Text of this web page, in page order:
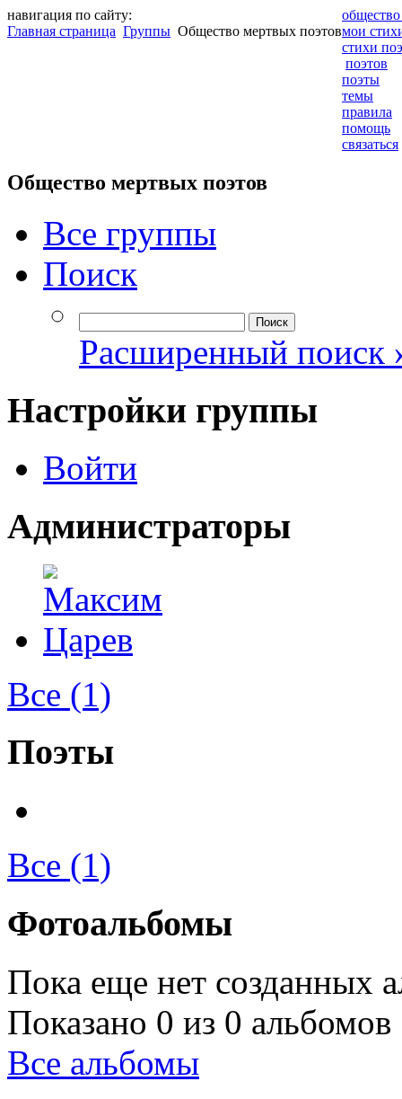
навигация по сайту:
Главная страница Группы Общество мертвых поэтовмои
стихи
поэтов
поэты
темы
правила
помощь
связаться
Общество мертвых поэтов
Все группы
Поиск
Расширенный поиск
Настройки группы
Войти
Администраторы
Все (1)
Поэты
Все (1)
Фотоальбомы
Пока еще нет созданных
Показано 0 из 0 альбомов
Все альбомы